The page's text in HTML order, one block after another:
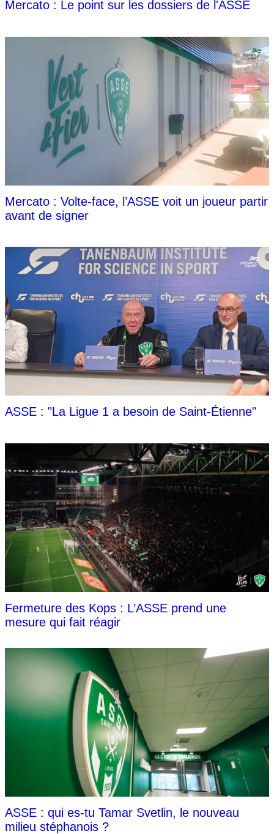
Mercato : Le point sur les dossiers de l'ASSE
Mercato : Volte-face, l’ASSE voit un joueur partir
avant de signer
ASSE : "La Ligue 1 a besoin de Saint-Étienne"
Fermeture des Kops : L’ASSE prend une
mesure qui fait réagir
ASSE : qui es-tu Tamar Svetlin, le nouveau
milieu stéphanois ?